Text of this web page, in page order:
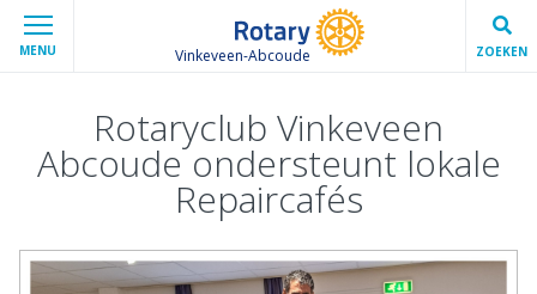
MENU Vinkeveen-Abcoude ZOEKEN
Rotaryclub Vinkeveen
Abcoude ondersteunt lokale
Repaircafés